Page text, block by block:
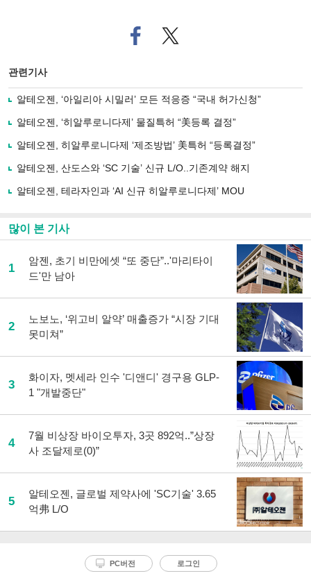
페
이
로
기
사
유
기
트위
터로
관련기사
알테오젠, ‘아일리아 시밀러’ 모든 적응증 “국내 허가신청”
알테오젠, ‘히알루로니다제’ 물질특허 “美등록 결정”
알테오젠, 히알루로니다제 ‘제조방법’ 美특허 “등록결정”
알테오젠, 산도스와 ‘SC 기술’ 신규 L/O..기존계약 해지
알테오젠, 테라자인과 ‘AI 신규 히알루로니다제’ MOU
많이 본 기사
1
암젠, 초기 비만에셋 “또 중단”..'마리타이
드'만 남아
2
노보노, ‘위고비 알약’ 매출증가 “시장 기대
못미쳐”
3
화이자, 멧세라 인수 '디앤디' 경구용 GLP-
1 "개발중단"
4
7월 비상장 바이오투자, 3곳 892억..”상장
사 조달제로(0)”
5
알테오젠, 글로벌 제약사에 'SC기술' 3.65
억弗 L/O
PC버전 로그인